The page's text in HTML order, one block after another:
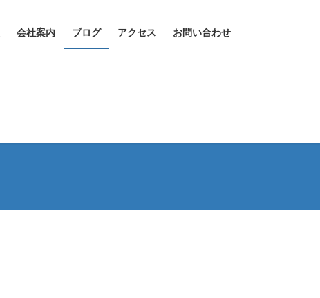
会社案内 ブログ アクセス お問い合わせ